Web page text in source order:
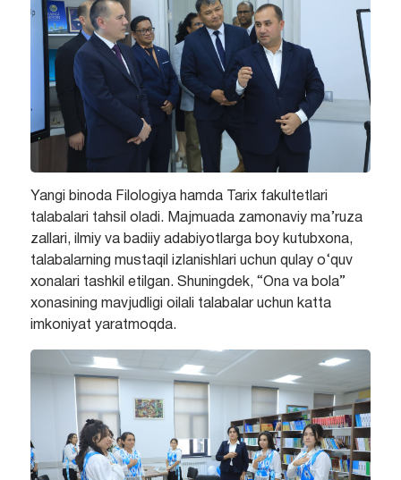
Yangi binoda Filologiya hamda Tarix fakultetlari
talabalari tahsil oladi. Majmuada zamonaviy ma’ruza
zallari, ilmiy va badiiy adabiyotlarga boy kutubxona,
talabalarning mustaqil izlanishlari uchun qulay o‘quv
xonalari tashkil etilgan. Shuningdek, “Ona va bola”
xonasining mavjudligi oilali talabalar uchun katta
imkoniyat yaratmoqda.